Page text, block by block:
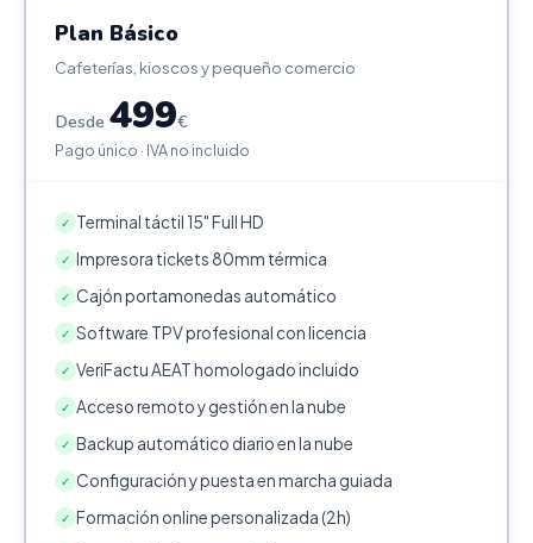
Plan Básico
Cafeterías, kioscos y pequeño comercio
Desde 499€
Pago único · IVA no incluido
✓ Terminal táctil 15" Full HD
✓ Impresora tickets 80mm térmica
✓ Cajón portamonedas automático
✓ Software TPV profesional con licencia
✓ VeriFactu AEAT homologado incluido
✓ Acceso remoto y gestión en la nube
✓ Backup automático diario en la nube
✓ Configuración y puesta en marcha guiada
✓ Formación online personalizada (2h)